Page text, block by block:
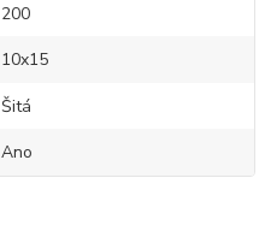
200
10x15
Šitá
Ano